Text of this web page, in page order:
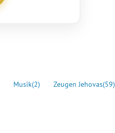
Musik(2) Zeugen Jehovas(59)